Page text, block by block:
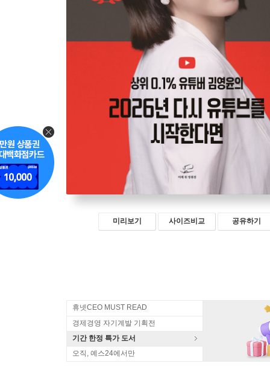
미리보기 사이즈비교 공유하기
휴넷CEO MUST READ
경제경영 자기계발 기획전
기간 한정 특가 도서
오직, 예스24에서만